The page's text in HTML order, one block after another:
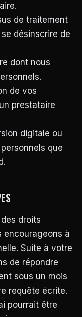
de traitement
désinscrire de
dont nous
de vos
prestataire
digitale ou
que
droits
encourageons à
Suite à votre
de répondre
sous un mois
requête écrite.
pourrait être